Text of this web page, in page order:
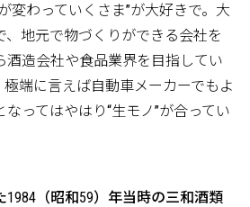
変わっていくさま”が大好きで。大
、地元で物づくりができる会社を
酒造会社や食品業界を目指してい
極端に言えば自動車メーカーでもよ
ってはやはり“生モノ”が合ってい
1984（昭和59）年当時の三和酒類